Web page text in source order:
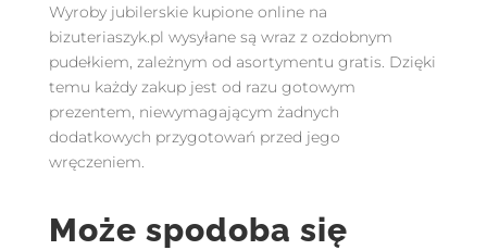
Wyroby jubilerskie kupione online na
bizuteriaszyk.pl wysyłane są wraz z ozdobnym
pudełkiem, zależnym od asortymentu gratis. Dzięki
temu każdy zakup jest od razu gotowym
prezentem, niewymagającym żadnych
dodatkowych przygotowań przed jego
wręczeniem.
Może spodoba się